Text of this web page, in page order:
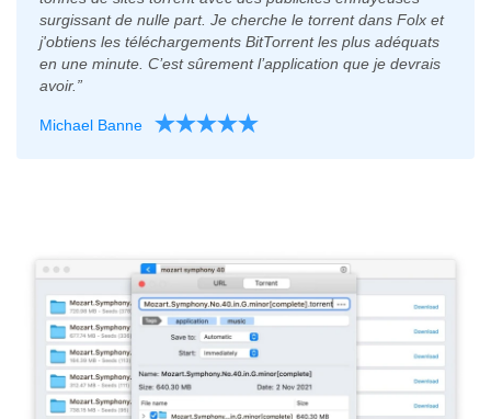
surgissant de nulle part. Je cherche le torrent dans Folx et
j'obtiens les téléchargements BitTorrent les plus adéquats
en une minute. C’est sûrement l’application que je devrais
avoir.”
Michael Banne